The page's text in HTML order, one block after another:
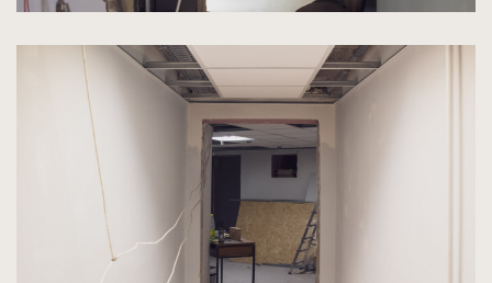
spowoduje
powiększenie
oryginalnych